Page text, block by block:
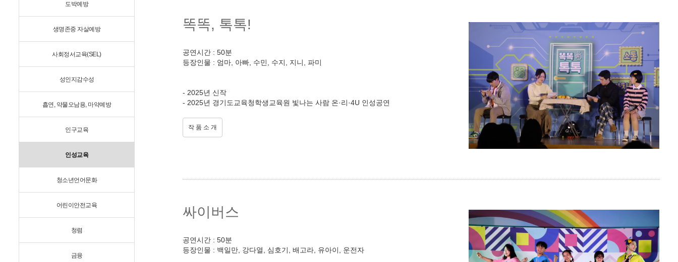
도박예방
생명존중 자살예방
사회정서교육(SEL)
성인지감수성
흡연, 약물오남용, 마약예방
인구교육
인성교육
청소년언어문화
어린이안전교육
청렴
금융
똑똑, 톡톡!
공연시간 : 50분
등장인물 : 엄마, 아빠, 수민, 수지, 지니, 파미
- 2025년 신작
- 2025년 경기도교육청학생교육원 빛나는 사람 온·리·4U 인성공연
작 품 소 개
싸이버스
공연시간 : 50분
등장인물 : 백일만, 강다열, 심호기, 배고라, 유아이, 운전자